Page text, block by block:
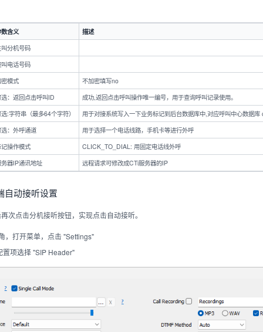
数含义
描述
叫分机号码
叫电话号码
密模式
不加密填写no
选：返回点击呼叫ID
成功,返回点击呼叫操作唯一编号，用于查询呼叫记录使用。
:字符串（最多64个字符）
用于对接系统写入一下业务标记到后台数据库中,对应呼叫中心数据
选：外呼通道
用于选择一个电话线路，手机卡等进行外呼
记操作模式
CLICK_TO_DIAL: 用固定电话线外呼
务器IP通讯地址
远程请求可修改成CTi服务器的IP
自动接听设置
次点击分机接听按钮，实现点击自动接听。
，打开菜单，点击 "Settings"
置项选择 "SIP Header"